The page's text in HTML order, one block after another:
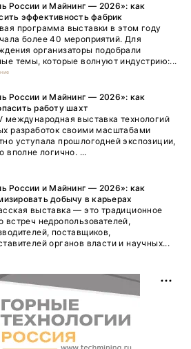
России и Майнинг — 2026»: как
эффективность фабрик
программа выставки в этом году
более 40 мероприятий. Для
организаторы подобрали
темы, которые волнуют индустрию:...
России и Майнинг — 2026»: как
работу шахт
международная выставка технологий
разработок своими масштабами
уступала прошлогодней экспозиции,
вполне логично. ...
России и Майнинг — 2026»: как
добычу в карьерах
выставка — это традиционное
встреч недропользователей,
поставщиков,
органов власти и научных...